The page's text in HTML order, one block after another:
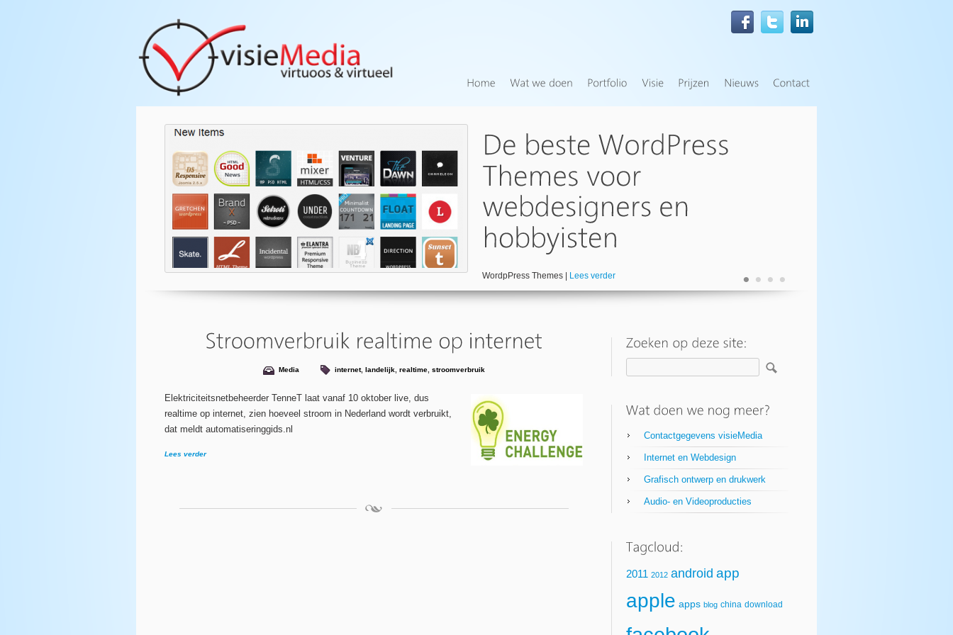
WordpPress Themes | Lees verder • • • •
Media internet, landelijk realtime stroomverbruik
Elektriciteitsnetbeheerder TenneT laat vanaf 10 oktober live, dus
realtime op internet, zien hoeveel stroom in Nederland wordt verbruikt,
dat meldt automatiseringgids.nl
Lees verder
Contactgegevens visieMedia
Internet en Webdesign
Grafisch ontwerp en drukwerk
Audio- en Videoproducties
2011 2012 android app
apple apps blog china download